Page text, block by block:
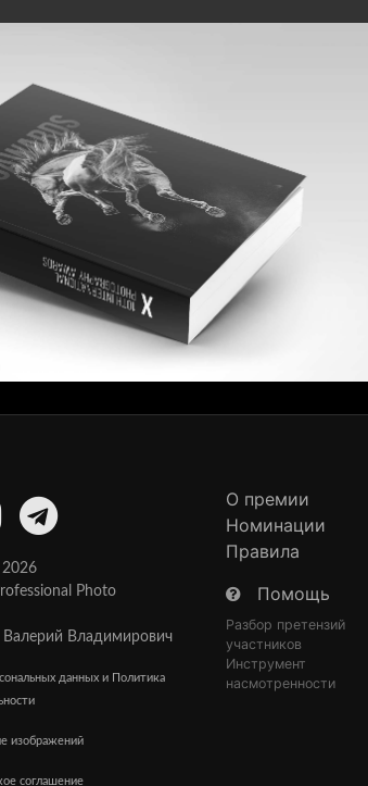
2026
Photo
Владимирович
данных и Политика
изображений
соглашение
О премии
Номинации
Правила
Помощь
Разбор претензий
участников
Инструмент
насмотренности